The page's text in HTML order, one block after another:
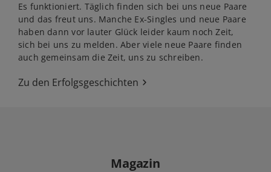
Es funktioniert. Täglich finden sich bei uns neue Paare
und das freut uns. Manche Ex-Singles und neue Paare
haben dann vor lauter Glück leider kaum noch Zeit,
sich bei uns zu melden. Aber viele neue Paare finden
auch gemeinsam die Zeit, uns zu schreiben.
Zu den Erfolgsgeschichten
Magazin